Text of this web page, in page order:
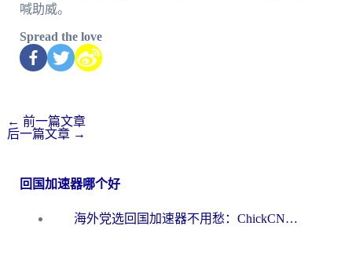
喊助威。
Spread the love
← 前一篇文章
后一篇文章 →
回国加速器哪个好
海外党选回国加速器不用愁：ChickCN和洞见哪个好？一篇搞定所有疑问